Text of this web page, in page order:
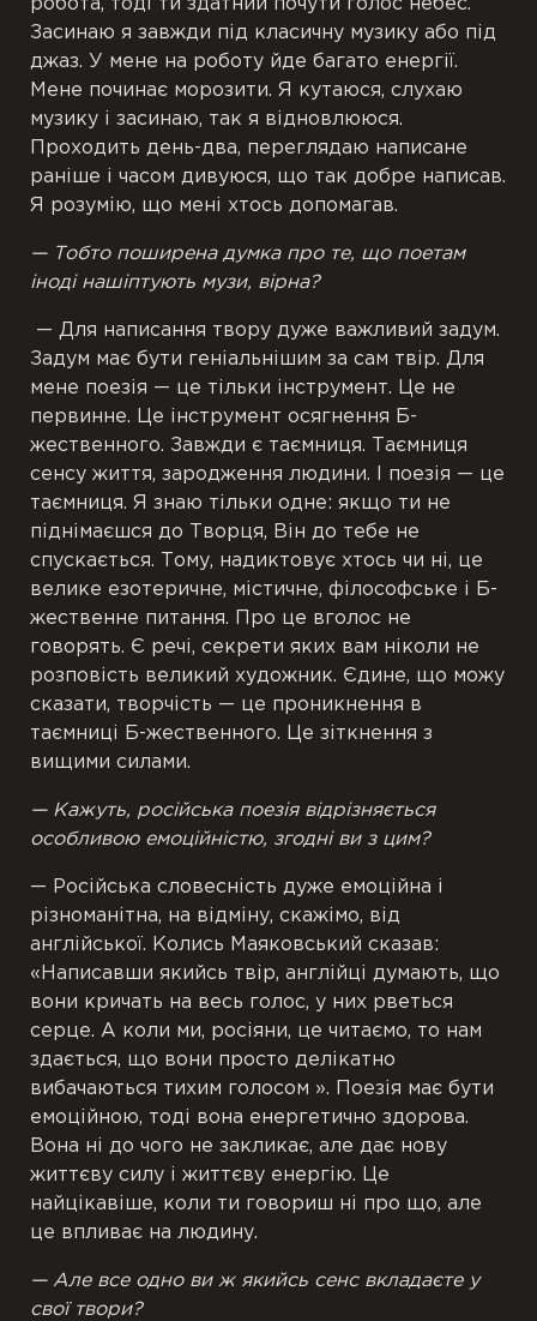
робота, тоді ти здатний почути голос небес.
Засинаю я завжди під класичну музику або під
джаз. У мене на роботу йде багато енергії.
Мене починає морозити. Я кутаюся, слухаю
музику і засинаю, так я відновлююся.
Проходить день-два, переглядаю написане
раніше і часом дивуюся, що так добре написав.
Я розумію, що мені хтось допомагав.
— Тобто поширена думка про те, що поетам
іноді нашіптують музи, вірна?
— Для написання твору дуже важливий задум.
Задум має бути геніальнішим за сам твір. Для
мене поезія — це тільки інструмент. Це не
первинне. Це інструмент осягнення Б-
жественного. Завжди є таємниця. Таємниця
сенсу життя, зародження людини. І поезія — це
таємниця. Я знаю тільки одне: якщо ти не
піднімаєшся до Творця, Він до тебе не
спускається. Тому, надиктовує хтось чи ні, це
велике езотеричне, містичне, філософське і Б-
жественне питання. Про це вголос не
говорять. Є речі, секрети яких вам ніколи не
розповість великий художник. Єдине, що можу
сказати, творчість — це проникнення в
таємниці Б-жественного. Це зіткнення з
вищими силами.
— Кажуть, російська поезія відрізняється
особливою емоційністю, згодні ви з цим?
— Російська словесність дуже емоційна і
різноманітна, на відміну, скажімо, від
англійської. Колись Маяковський сказав:
«Написавши якийсь твір, англійці думають, що
вони кричать на весь голос, у них рветься
серце. А коли ми, росіяни, це читаємо, то нам
здається, що вони просто делікатно
вибачаються тихим голосом ». Поезія має бути
емоційною, тоді вона енергетично здорова.
Вона ні до чого не закликає, але дає нову
життєву силу і життєву енергію. Це
найцікавіше, коли ти говориш ні про що, але
це впливає на людину.
— Але все одно ви ж якийсь сенс вкладаєте у
свої твори?